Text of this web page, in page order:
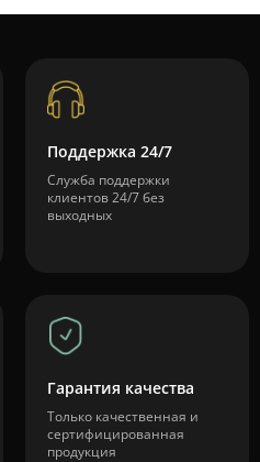
Поддержка 24/7
Служба поддержки
клиентов 24/7 без
выходных
Гарантия качества
Только качественная и
сертифицированная
продукция